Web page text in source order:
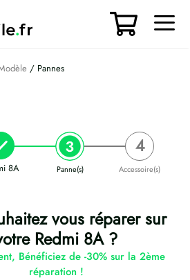
/ Pannes
8A Panne(s) Accessoire(s)
vous réparer sur
Redmi 8A ?
Bénéficiez de -30% sur la 2ème
réparation !